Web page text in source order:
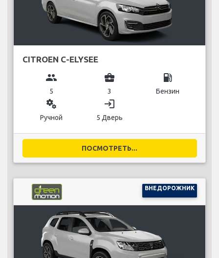
CITROEN C-ELYSEE
group
5
business_center
3
local_gas_station
Бензин
miscellaneous_services
Ручной
login
5 Дверь
ПОСМОТРЕТЬ...
ВНЕДОРОЖНИК